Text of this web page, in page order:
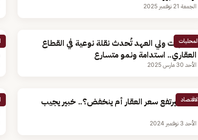
الجمعة 21 نوفمبر 2025
المحليات
توجيهات ولي العهد تُحدث نقلة نوعية في القطاع
العقاري.. استدامة ونمو متسارع
الأحد 30 مارس 2025
الاقتصاد
هل سيرتفع سعر العقار أم ينخفض؟.. خبير يجيب
الأحد 3 نوفمبر 2024